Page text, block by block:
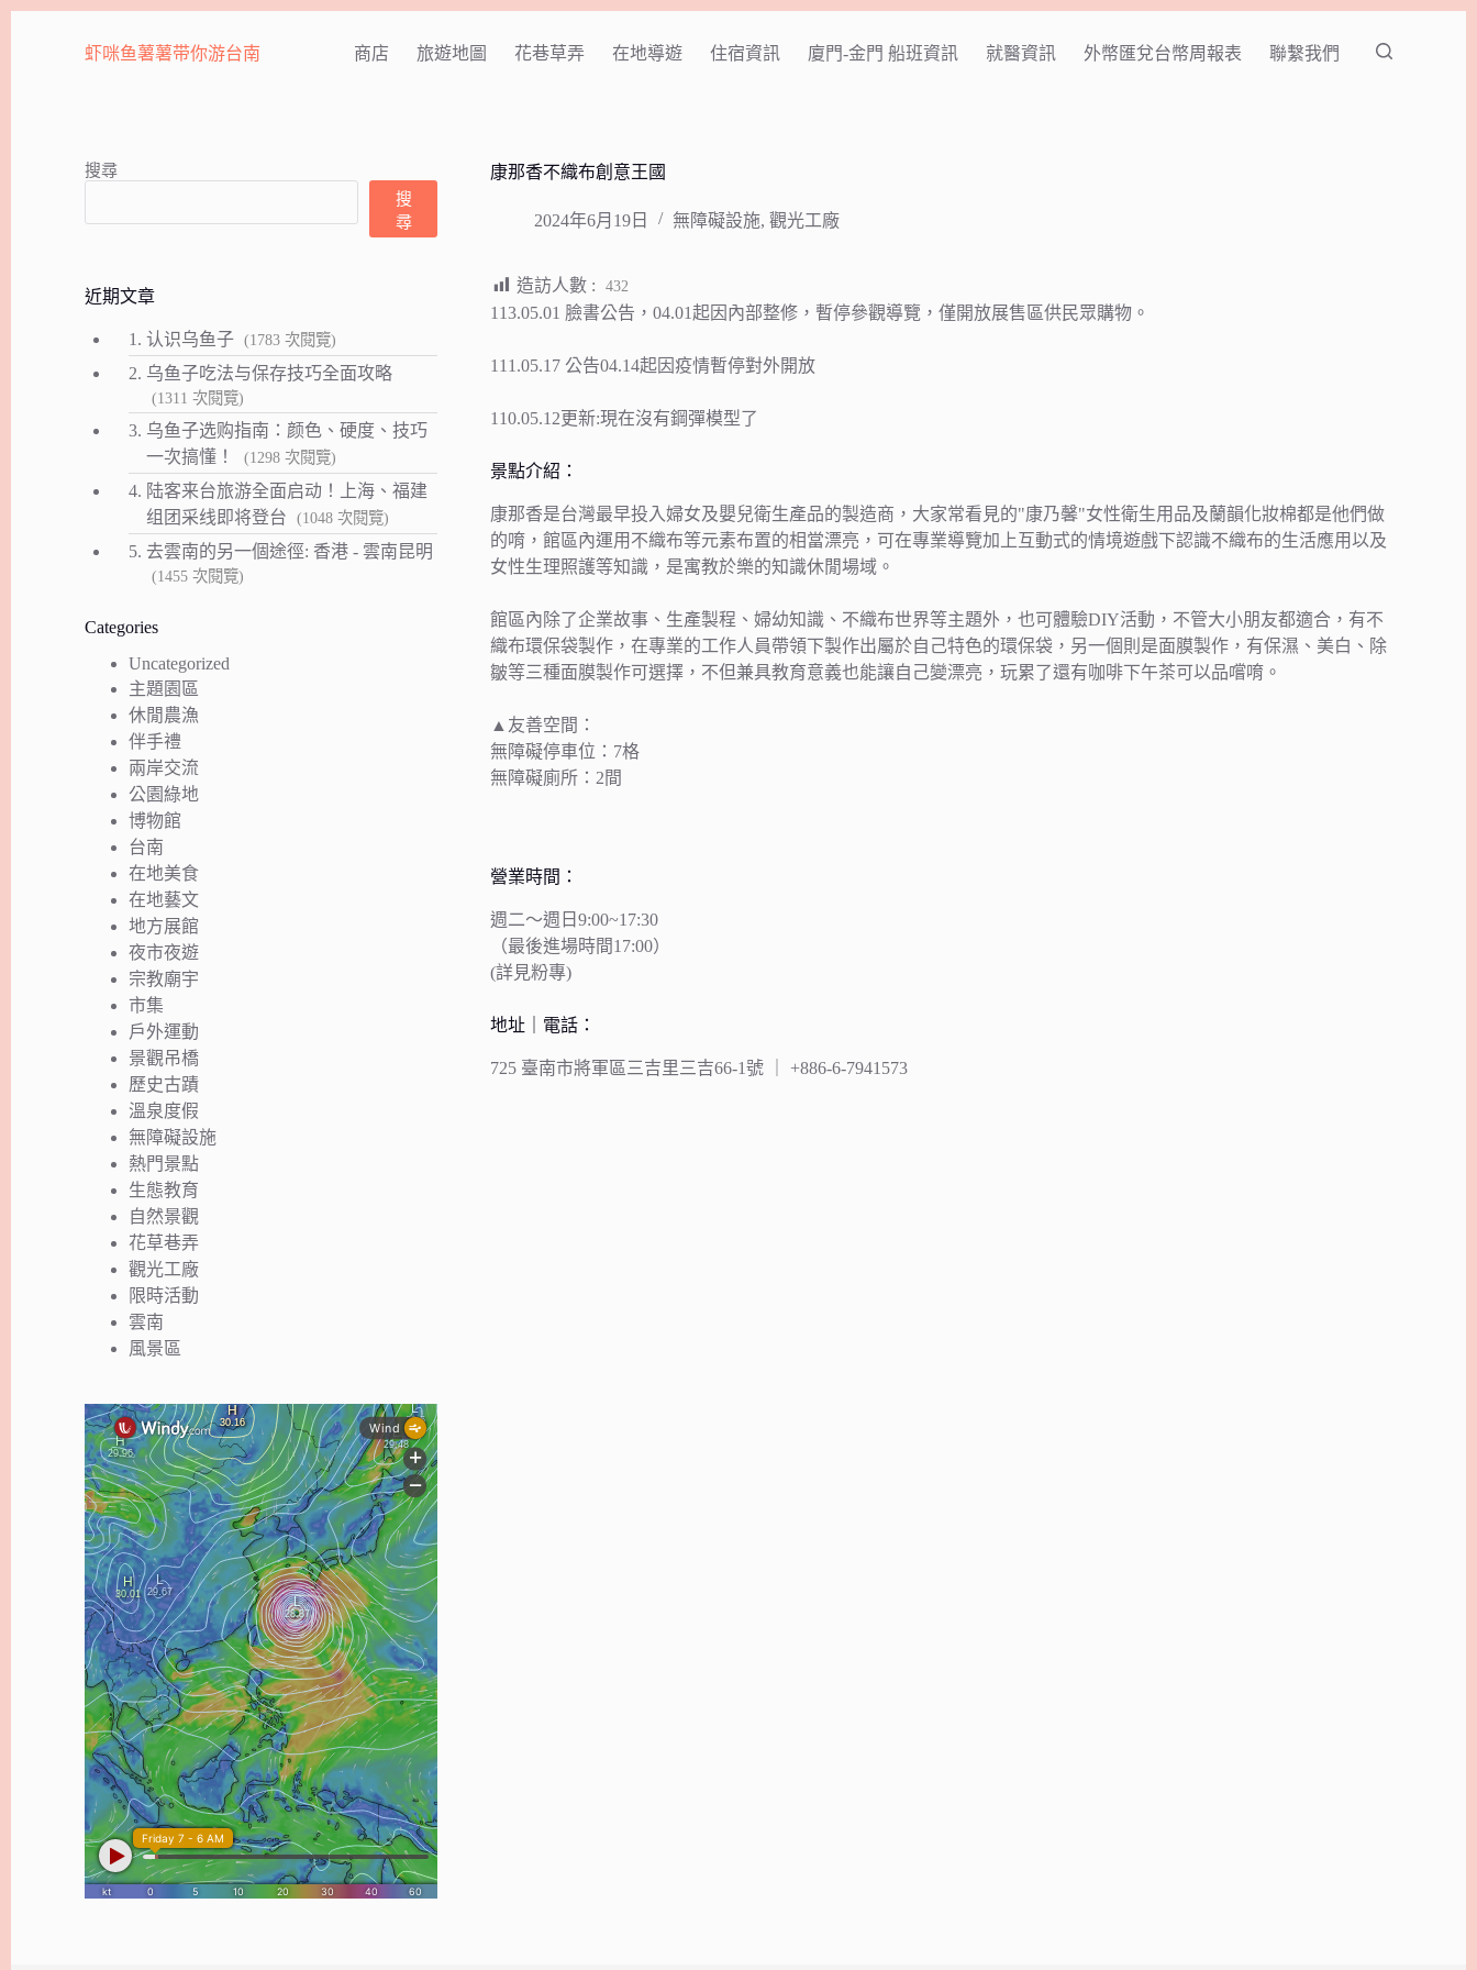
虾咪鱼薯薯带你游台南 商店 旅遊地圖 花巷草弄 在地導遊 住宿資訊 廈門-金門 船班資訊 就醫資訊 外幣匯兌台幣周報表 聯繫我們
康那香不織布創意王國
2024年6月19日 無障礙設施, 觀光工廠
造訪人數 : 432
113.05.01 臉書公告，04.01起因內部整修，暫停參觀導覽，僅開放展售區供民眾購物。
111.05.17 公告04.14起因疫情暫停對外開放
110.05.12更新:現在沒有鋼彈模型了
景點介紹：
康那香是台灣最早投入婦女及嬰兒衛生產品的製造商，大家常看見的"康乃馨"女性衛生用品及蘭韻化妝棉都是他們做
的唷，館區內運用不織布等元素布置的相當漂亮，可在專業導覽加上互動式的情境遊戲下認識不織布的生活應用以及
女性生理照護等知識，是寓教於樂的知識休閒場域。
館區內除了企業故事、生產製程、婦幼知識、不織布世界等主題外，也可體驗DIY活動，不管大小朋友都適合，有不
織布環保袋製作，在專業的工作人員帶領下製作出屬於自己特色的環保袋，另一個則是面膜製作，有保濕、美白、除
皺等三種面膜製作可選擇，不但兼具教育意義也能讓自己變漂亮，玩累了還有咖啡下午茶可以品嚐唷。
▲友善空間：
無障礙停車位：7格
無障礙廁所：2間
營業時間：
週二～週日9:00~17:30
（最後進場時間17:00）
(詳見粉專)
地址｜電話：
725 臺南市將軍區三吉里三吉66-1號 ｜ +886-6-7941573
搜尋
搜
尋
近期文章
1.认识乌鱼子 (1783 次閱覽)
2. 乌鱼子吃法与保存技巧全面攻略
(1311 次閱覽)
3. 乌鱼子选购指南：颜色、硬度、技巧
一次搞懂！
(1298 次閱覽)
4. 陆客来台旅游全面启动！上海、福建
组团采线即将登台
(1048 次閱覽)
5. 去雲南的另一個途徑: 香港 - 雲南昆明
(1455 次閱覽)
Categories
Uncategorized
主題園區
休閒農漁
伴手禮
兩岸交流
公園綠地
博物館
台南
在地美食
在地藝文
地方展館
夜市夜遊
宗教廟宇
市集
戶外運動
景觀吊橋
歷史古蹟
溫泉度假
無障礙設施
熱門景點
生態教育
自然景觀
花草巷弄
觀光工廠
限時活動
雲南
風景區